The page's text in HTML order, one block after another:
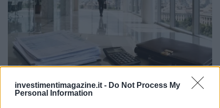
investimentimagazine.it - Do Not Process My
Personal Information
Novità fiscali 2026: Irpef, concordato preventivo e fringe